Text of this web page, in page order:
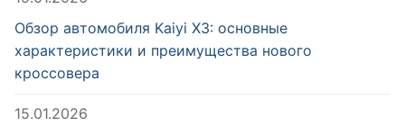
Обзор автомобиля Kaiyi X3: основные
характеристики и преимущества нового
кроссовера
15.01.2026